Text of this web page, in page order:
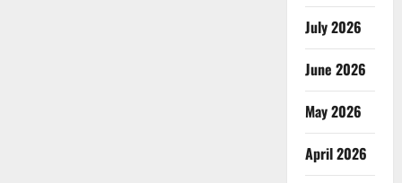
July 2026
June 2026
May 2026
April 2026